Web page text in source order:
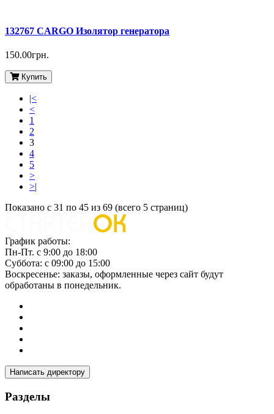
132767 CARGO Изолятор генератора
150.00грн.
Купить
|<
<
1
2
3
4
5
>
>|
Показано с 31 по 45 из 69 (всего 5 страниц)
График работы:
Пн-Пт. с 9:00 до 18:00
Суббота: с 09:00 до 15:00
Воскресенье: заказы, оформленные через сайт будут
обработаны в понедельник.
Написать директору
Разделы